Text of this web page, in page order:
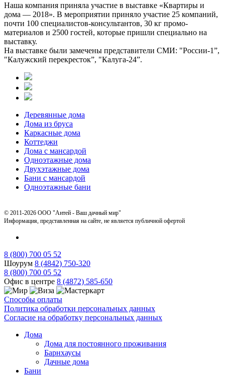
Наша компания приняла участие в выставке «Квартиры и
дома — 2018». В мероприятии приняло участие 25 компаний,
почти 100 специалистов-консультантов, 30 кг промо-
материалов и 2500 гостей, которые пришли специально на
выставку.
На выставке были замечены представители СМИ: "России-1”,
"Калужский перекресток”, "Калуга-24”.
Деревянные дома
Дома из бруса
Каркасные дома
Коттеджи
Дома с мансардой
Одноэтажные дома
Двухэтажные дома
Бани с мансардой
Одноэтажные бани
© 2011-2026 ООО "Антей - Ваш дачный мир"
Информация, представленная на сайте, не является публичной офертой
8 (800) 700 05 52
Шоурум 8 (4842) 750-320
8 (800) 700 05 52
Офис в центре 8 (4872) 585-650
Способы оплаты
Политика обработки персональных данных
Согласие на обработку персональных данных
Дома
Дома для постоянного проживания
Барнхаусы
Дачные дома
Бани